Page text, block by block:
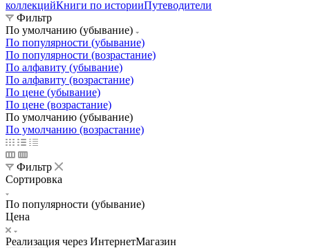
коллекцийКниги по историиПутеводители
Фильтр
По умолчанию (убывание)
По популярности (убывание)
По популярности (возрастание)
По алфавиту (убывание)
По алфавиту (возрастание)
По цене (убывание)
По цене (возрастание)
По умолчанию (убывание)
По умолчанию (возрастание)
Фильтр
Сортировка
По популярности (убывание)
Цена
Реализация через ИнтернетМагазин